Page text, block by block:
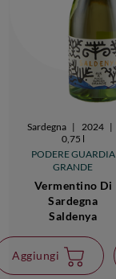
Sardegna | 2024 |
0,75 l
PODERE GUARDIA
GRANDE
Vermentino Di
Sardegna
Saldenya
Aggiungi